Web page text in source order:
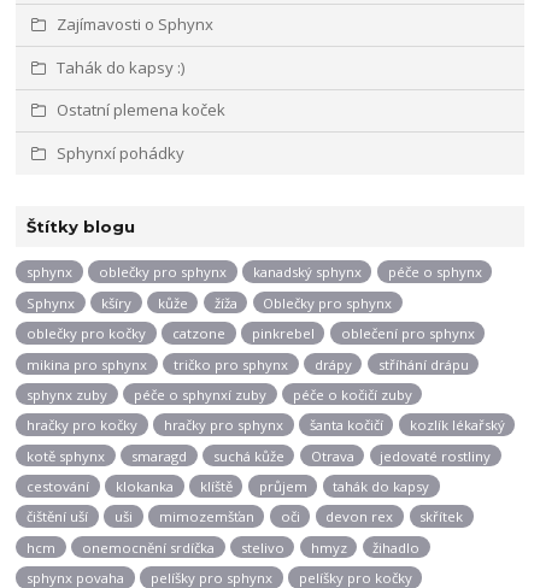
Zajímavosti o Sphynx
Tahák do kapsy :)
Ostatní plemena koček
Sphynxí pohádky
Štítky blogu
sphynx oblečky pro sphynx kanadský sphynx
péče o sphynx
Sphynx
kšíry kůže žíža
Oblečky pro sphynx
oblečky pro kočky
catzone pinkrebel
oblečení pro sphynx
mikina pro sphynx
tričko pro sphynx drápy
stříhání drápu
sphynx zuby
péče o sphynxí zuby
péče o kočičí zuby
hračky pro kočky
hračky pro sphynx šanta kočičí
kozlík lékařský
kotě sphynx
smaragd suchá kůže Otrava
jedovaté rostliny
cestování
klokanka klíště průjem
tahák do kapsy
čištění uší
uši mimozemšťan oči devon rex
skřítek
hcm
onemocnění srdíčka stelivo hmyz
žihadlo
sphynx povaha
pelíšky pro sphynx
pelíšky pro kočky